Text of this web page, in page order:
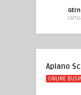
GErn
Aplano
ONLINE